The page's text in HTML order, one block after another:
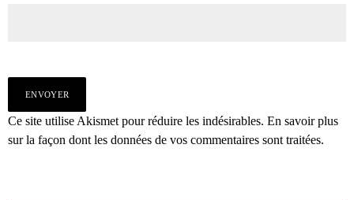
Ce site utilise Akismet pour réduire les indésirables. En savoir plus
sur la façon dont les données de vos commentaires sont traitées.